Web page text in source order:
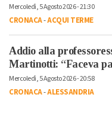
Mercoledì, 5 Agosto 2026 - 21:30
CRONACA-ACQUI TERME
Addio alla
Martinotti: “Faceva
Mercoledì, 5 Agosto 2026 - 20:58
CRONACA-ALESSANDRIA